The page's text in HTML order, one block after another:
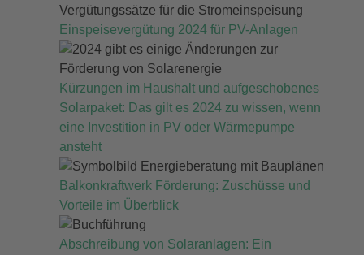
Einspeisevergütung 2024 für PV-Anlagen
Kürzungen im Haushalt und aufgeschobenes
Solarpaket: Das gilt es 2024 zu wissen, wenn
eine Investition in PV oder Wärmepumpe
ansteht
Balkonkraftwerk Förderung: Zuschüsse und
Vorteile im Überblick
Abschreibung von Solaranlagen: Ein